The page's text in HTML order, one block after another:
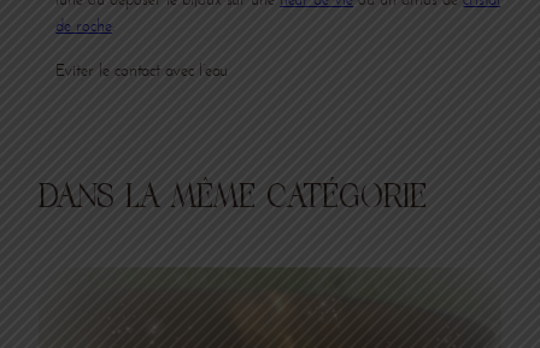
de roche.
Eviter le contact avec l’eau
DANS LA MÊME CATÉGORIE